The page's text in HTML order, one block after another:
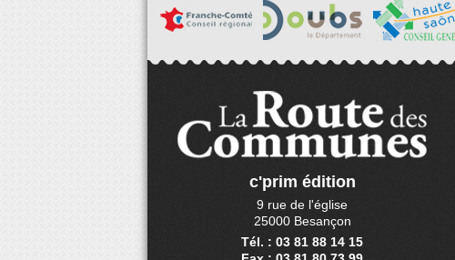
c'prim édition
9 rue de l'église
25000 Besançon
Tél. : 03 81 88 14 15